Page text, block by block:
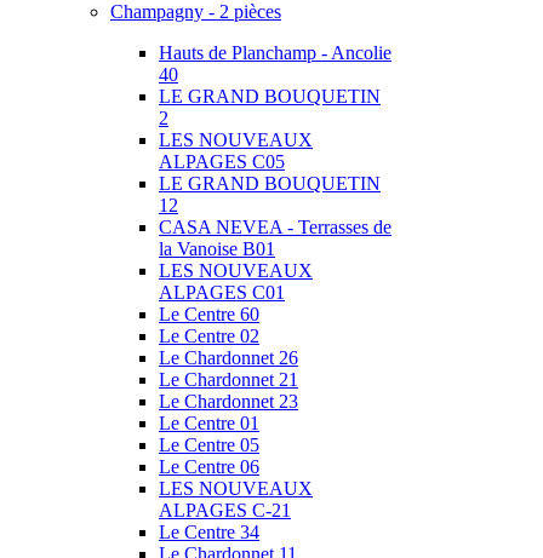
Champagny - 2 pièces
Hauts de Planchamp - Ancolie
40
LE GRAND BOUQUETIN
2
LES NOUVEAUX
ALPAGES C05
LE GRAND BOUQUETIN
12
CASA NEVEA - Terrasses de
la Vanoise B01
LES NOUVEAUX
ALPAGES C01
Le Centre 60
Le Centre 02
Le Chardonnet 26
Le Chardonnet 21
Le Chardonnet 23
Le Centre 01
Le Centre 05
Le Centre 06
LES NOUVEAUX
ALPAGES C-21
Le Centre 34
Le Chardonnet 11